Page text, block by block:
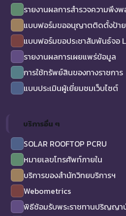
รายงานผลการสำรวจความพึงพ
แบบฟอร์มขออนุญาตติดตั้งป้า
แบบฟอร์มขอประชาสัมพันธ์จอ
รายงานผลการเผยแพร่ข้อมูล
การใช้ทรัพย์สินของทางราชการ
แบบประเมินผู้เยี่ยมชมเว็บไซต์
บริการอื่น ๆ
SOLAR ROOFTOP PCRU
หมายเลขโทรศัพท์ภายใน
บริการของสำนักวิทยบริการฯ
Webometrics
พิธีซ้อมรับพระราชทานปริญญา